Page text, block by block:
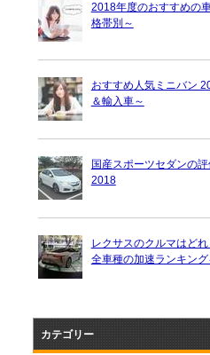
2018年度のおすすめの
格帯別～
おすすめ人気ミニバン
＆輸入車～
国産スポーツセダンの
2018
レクサスのクルマはどれ
全車種の加速ランキング
カテゴリー